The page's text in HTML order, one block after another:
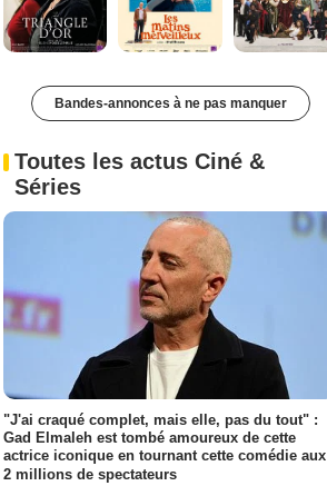
Bandes-annonces à ne pas manquer
Toutes les actus Ciné &
Séries
"J'ai craqué complet, mais elle, pas du tout" :
Gad Elmaleh est tombé amoureux de cette
actrice iconique en tournant cette comédie aux
2 millions de spectateurs